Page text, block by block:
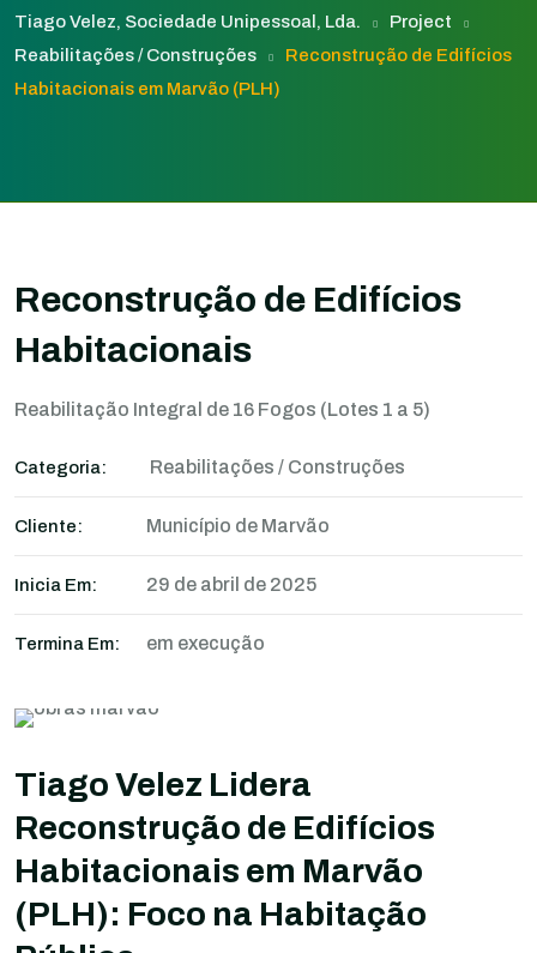
Tiago Velez, Sociedade Unipessoal, Lda.
Project
Reabilitações / Construções
Reconstrução de Edifícios
Habitacionais em Marvão (PLH)
Reconstrução de Edifícios
Habitacionais
Reabilitação Integral de 16 Fogos (Lotes 1 a 5)
Categoria: Reabilitações / Construções
Cliente: Município de Marvão
Inicia Em: 29 de abril de 2025
Termina Em: em execução
Tiago Velez Lidera
Reconstrução de Edifícios
Habitacionais em Marvão
(PLH): Foco na Habitação